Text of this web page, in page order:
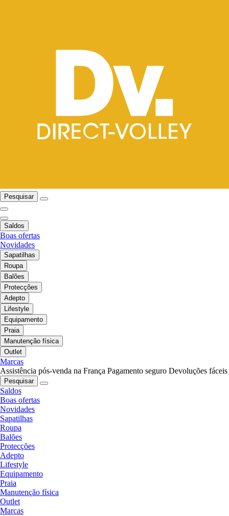
Pesquisar
Saldos
Boas ofertas
Novidades
Sapatilhas
Roupa
Balões
Protecções
Adepto
Lifestyle
Equipamento
Praia
Manutenção física
Outlet
Marcas
Assistência pós-venda na França Pagamento seguro Devoluções fáceis
Pesquisar
Saldos
Boas ofertas
Novidades
Sapatilhas
Roupa
Balões
Protecções
Adepto
Lifestyle
Equipamento
Praia
Manutenção física
Outlet
Marcas